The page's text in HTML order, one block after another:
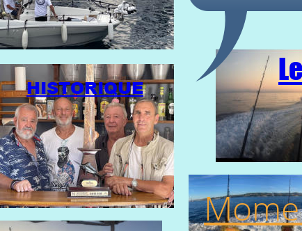
HISTORIQUE